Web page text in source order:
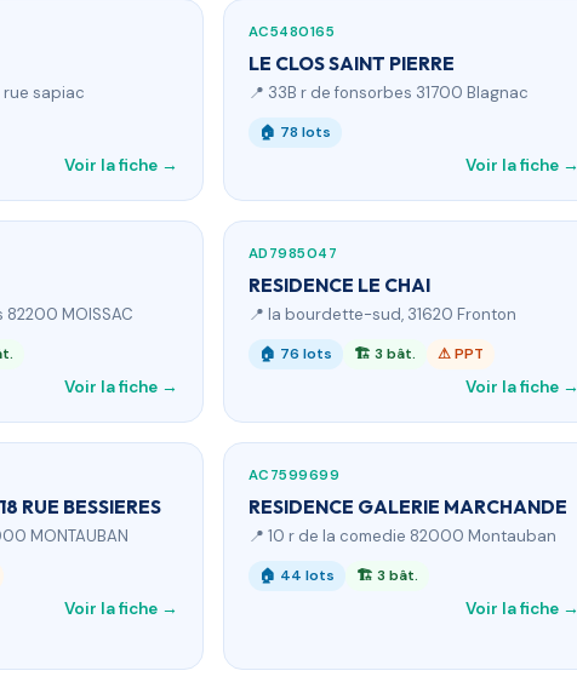
rue sapiac
Voir la fiche →
AC5480165
LE CLOS SAINT PIERRE
📍 33B r de fonsorbes 31700 Blagnac
🏠 78 lots
Voir la fiche →
82200 MOISSAC
Voir la fiche →
AD7985047
RESIDENCE LE CHAI
📍 la bourdette-sud, 31620 Fronton
🏠 76 lots 🏗 3 bât. ⚠ PPT
Voir la fiche →
RUE BESSIERES
MONTAUBAN
Voir la fiche →
AC7599699
RESIDENCE GALERIE MARCHANDE
📍 10 r de la comedie 82000 Montauban
🏠 44 lots 🏗 3 bât.
Voir la fiche →